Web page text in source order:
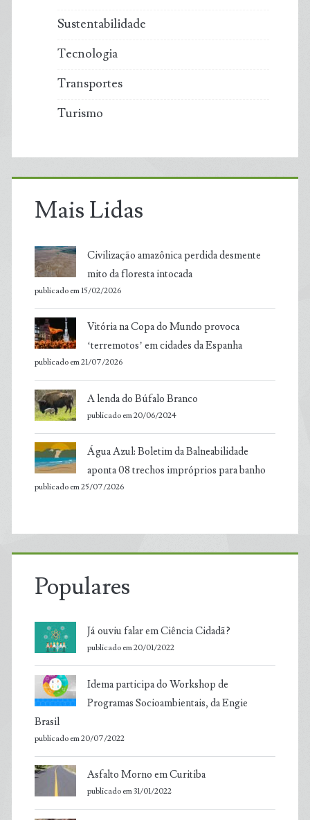
Sustentabilidade
Tecnologia
Transportes
Turismo
Mais Lidas
Civilização amazônica perdida desmente
mito da floresta intocada
publicado em 15/02/2026
Vitória na Copa do Mundo provoca
‘terremotos’ em cidades da Espanha
publicado em 21/07/2026
A lenda do Búfalo Branco
publicado em 20/06/2024
Água Azul: Boletim da Balneabilidade
aponta 08 trechos impróprios para banho
publicado em 25/07/2026
Populares
Já ouviu falar em Ciência Cidadã?
publicado em 20/01/2022
Idema participa do Workshop de
Programas Socioambientais, da Engie
Brasil
publicado em 20/07/2022
Asfalto Morno em Curitiba
publicado em 31/01/2022